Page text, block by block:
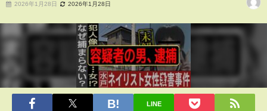
2026年1月28日 2026年1月28日
LINE